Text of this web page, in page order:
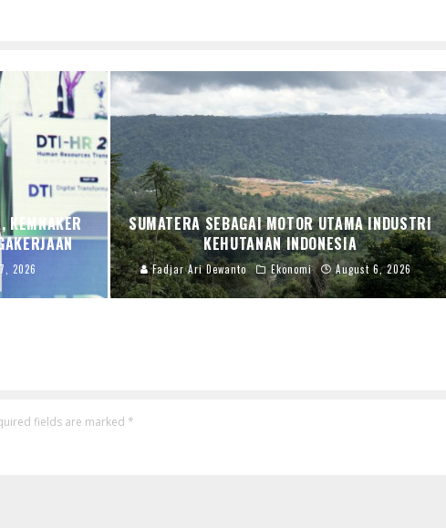
KEMNAKER
2026
SUMATERA SEBAGAI MOTOR UTAMA INDUSTRI
KEHUTANAN INDONESIA
Fadjar Ari Dewanto Ekonomi August 6, 2026
fields are marked *